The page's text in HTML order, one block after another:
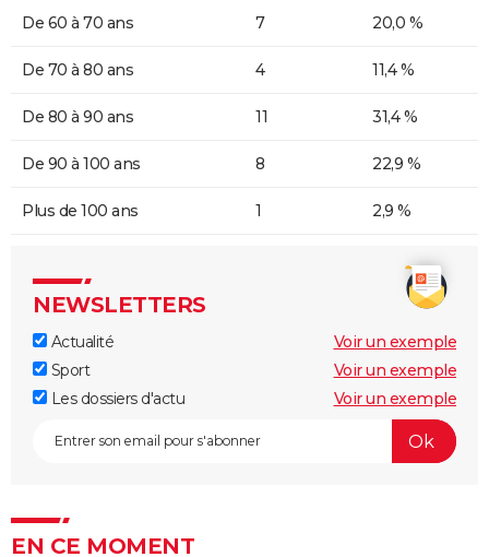
De 60 à 70 ans 7 20,0 %
De 70 à 80 ans 4 11,4 %
De 80 à 90 ans 11 31,4 %
De 90 à 100 ans 8 22,9 %
Plus de 100 ans 1 2,9 %
NEWSLETTERS
Actualité
Voir un exemple
Sport
Voir un exemple
Les dossiers d'actu
Voir un exemple
EN CE MOMENT